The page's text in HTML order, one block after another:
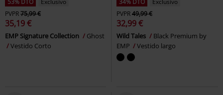
53% DTO
Exclusivo
PVPR75,99 €
35,19 €
EMP Signature Collection
Ghost
Vestido Corto
34% DTO
Exclusivo
PVPR49,99 €
32,99 €
Wild Tales
Black Premium by
EMP
Vestido largo